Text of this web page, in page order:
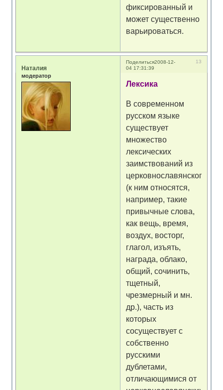
фиксированный и
может существенно
варьироваться.
Поделиться 13
2008-12-
04 17:31:39
Наталия
модератор
Лексика
В современном
русском языке
существует
множество
лексических
заимствований из
церковнославянского
(к ним относятся,
например, такие
привычные слова,
как вещь, время,
воздух, восторг,
глагол, изъять,
награда, облако,
общий, сочинить,
тщетный,
чрезмерный и мн.
др.), часть из
которых
сосуществует с
собственно
русскими
дублетами,
отличающимися от